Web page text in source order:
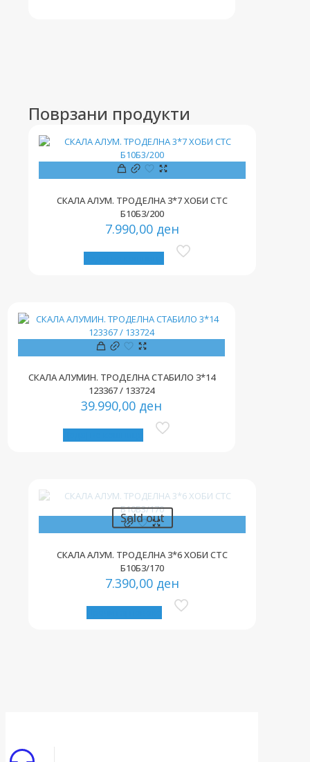
Поврзани продукти
СКАЛА АЛУМ. ТРОДЕЛНА 3*7 ХОБИ СТС
Б10Б3/200
7.990,00 ден
СКАЛА АЛУМИН. ТРОДЕЛНА СТАБИЛО 3*14
123367 / 133724
39.990,00 ден
Sold out
СКАЛА АЛУМ. ТРОДЕЛНА 3*6 ХОБИ СТС
Б10Б3/170
7.390,00 ден